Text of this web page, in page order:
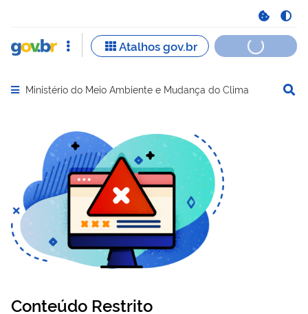
Abrir menu principal de navegação
Ministério do Meio Ambiente e Mudança do Clima
Conteúdo Restrito